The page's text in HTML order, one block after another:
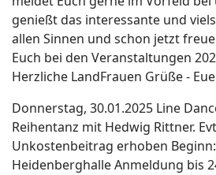
genießt das interessante und
allen Sinnen und schon jetzt
Euch bei den Veranstaltungen
Herzliche LandFrauen Grüße -
Donnerstag, 30.01.2025 Line
Reihentanz mit Hedwig Rittner.
Unkostenbeitrag erhoben Beginn:
Heidenberghalle Anmeldung bis